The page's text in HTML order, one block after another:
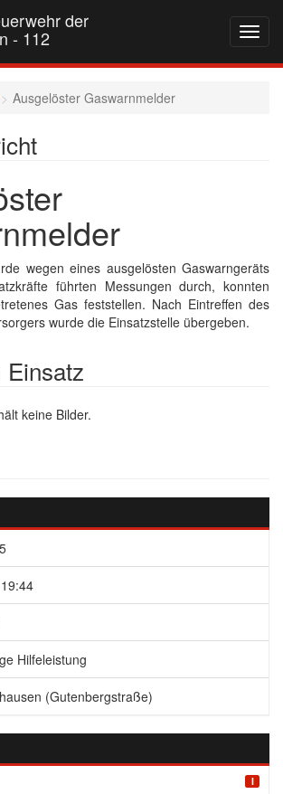
auf-
und
Ausgelöster Gaswarnmelder
wegen eines ausgelösten Gaswarngeräts
führten Messungen durch, konnten
Gas feststellen. Nach Eintreffen des
wurde die Einsatzstelle übergeben.
Einsatz
keine Bilder.
Hilfeleistung
(Gutenbergstraße)
I